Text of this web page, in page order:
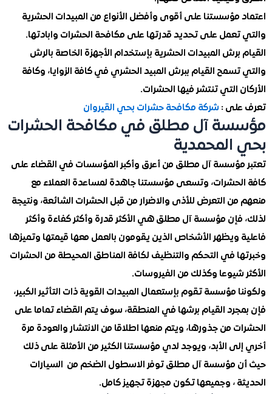
مؤسستنا على أقوى وأفضل الأنواع من المبيدات الحشرية
على تحديد قدرتها على مكافحة الحشرات وابادتها.
برش المبيدات الحشرية بإستخدام الأجهزة الخاصة بالرش
القيام ببرش المبيد الحشري في كافة الزوايا، وكافة
التي تنتشر فيها الحشرات.
:شركة مكافحة حشرات بحي القيروان
آل مطلق في مكافحة الحشرات
مؤسسة آل مطلق من أعرق وأكبر المؤسسات في القضاء على
وتسعى مؤسستنا جاهدة لمساعدة العملاء مع
التعرض للأذى والاضرار من قبل الحشرات الشائعة، ونتيجة
مؤسسة آل مطلق هي الأكثر قدرة وأكثر كفاءة وأكثر
ويظهر الأشخاص الذين يقومون بالعمل معها قيمتها وتميزها
في التحكم والتنظيف لكافة المناطق المحيطة من الحشرات
شيوعا وكذلك من الفيروسات.
مؤسسة تقوم بإستعمال المبيدات القوية ذات التأثير الكبير،
القيام برشها في المنطقة، سوف يتم القضاء تماما على
من جذورها، ويتم منعها اطلاقا من الانتشار والعودة مرة
الأبد، ويوجد لدي مؤسستنا الكثير من الأمثلة على ذلك
مؤسسة آل مطلق توفر الاسطول الضخم من السيارات
، وجميعها تكون مجهزة تجهيز كامل.